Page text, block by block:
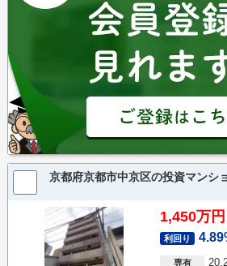
京都府京都市中京区の投資マンシ
1,450万円
利回り
専有